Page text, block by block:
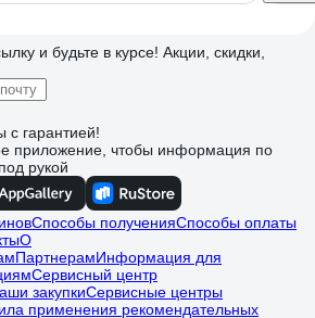
и будьте в курсе! Акции, скидки,
с гарантией!
приложение, чтобы информация по
рукой
Способы полученияСпособы оплаты
О
ПартнерамИнформация для
Сервисный центр
закупкиСервисные центры
применения рекомендательных